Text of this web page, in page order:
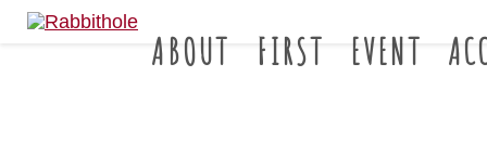
ABOUT FIRST EVENT